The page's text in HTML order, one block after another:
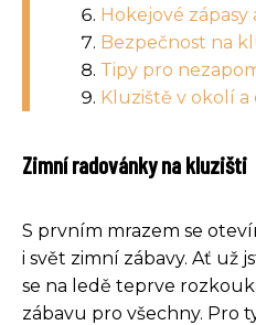
Hokejové zápasy
Bezpečnost na
Tipy pro
Kluziště v okolí
Zimní radovánky na kluzišti
S prvním mrazem se
i svět zimní zábavy. Ať už
se na ledě teprve
zábavu pro všechny. Pro